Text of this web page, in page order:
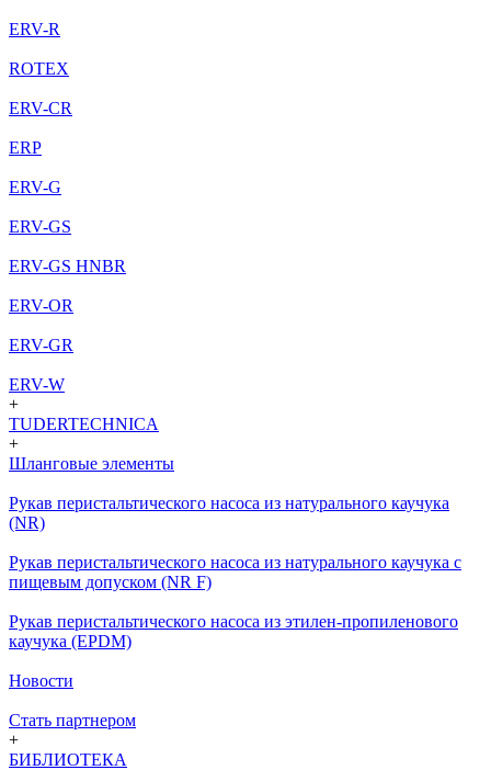
ERV-R
ROTEX
ERV-CR
ERP
ERV-G
ERV-GS
ERV-GS HNBR
ERV-OR
ERV-GR
ERV-W
+
TUDERTECHNICA
+
Шланговые элементы
Рукав перистальтического насоса из натурального каучука
(NR)
Рукав перистальтического насоса из натурального каучука с
пищевым допуском (NR F)
Рукав перистальтического насоса из этилен-пропиленового
каучука (EPDM)
Новости
Стать партнером
+
БИБЛИОТЕКА